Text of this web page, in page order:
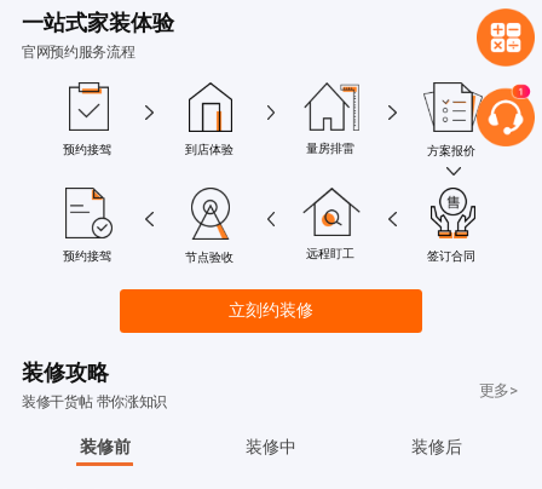
一站式家装体验
官网预约服务流程
预约接驾 到店体验 量房排雷 方案报价
预约接驾 节点验收 远程盯工 签订合同
立刻约装修
装修攻略
装修干货帖 带你涨知识
更多>
装修前 装修中 装修后